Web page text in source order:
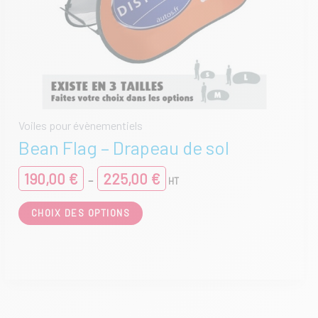
Voiles pour évènementiels
Bean Flag – Drapeau de sol
190,00 € – 225,00 € Plage
de
HT
CHOIX DES OPTIONS
produit